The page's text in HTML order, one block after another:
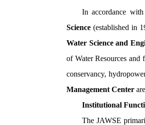
In accordance
Science (established in
Water Science and
of Water Resources and
conservancy,
Management Center
Institutional
The JAWSE